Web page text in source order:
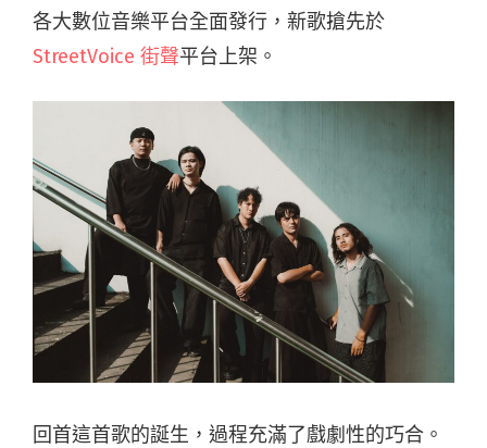
各大數位音樂平台全面發行，新歌搶先於
StreetVoice 街聲平台上架。
回首這首歌的誕生，過程充滿了戲劇性的巧合。